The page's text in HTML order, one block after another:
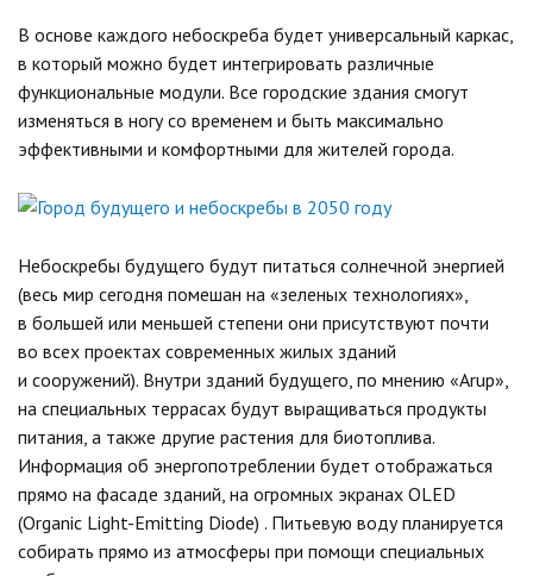
В основе каждого небоскреба будет универсальный каркас,
в который можно будет интегрировать различные
функциональные модули. Все городские здания смогут
изменяться в ногу со временем и быть максимально
эффективными и комфортными для жителей города.
Небоскребы будущего будут питаться солнечной энергией
(весь мир сегодня помешан на «зеленых технологиях»,
в большей или меньшей степени они присутствуют почти
во всех проектах современных жилых зданий
и сооружений). Внутри зданий будущего, по мнению «Arup»,
на специальных террасах будут выращиваться продукты
питания, а также другие растения для биотоплива.
Информация об энергопотреблении будет отображаться
прямо на фасаде зданий, на огромных экранах OLED
(Organic Light-Emitting Diode) . Питьевую воду планируется
собирать прямо из атмосферы при помощи специальных